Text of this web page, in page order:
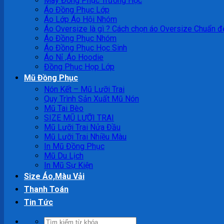
Áo Đồng Phục Lớp
Áo Lớp Áo Hội Nhóm
Áo Oversize là gì ? Cách chọn áo Oversize Chuẩn
Áo Đồng Phục Nhóm
Áo Đồng Phục Học Sinh
Áo Nỉ ,Áo Hoodie
Đồng Phục Họp Lớp
Mũ Đồng Phục
Nón Kết – Mũ Lưỡi Trai
Quy Trình Sản Xuất Mũ Nón
Mũ Tai Bèo
SIZE MŨ LƯỠI TRAI
Mũ Lưỡi Trai Nửa Đầu
Mũ Lưỡi Trai Nhiều Màu
In Mũ Đồng Phục
Mũ Du Lịch
In Mũ Sự Kiện
Size Áo,Màu Vải
Thanh Toán
Tin Tức
Tìm